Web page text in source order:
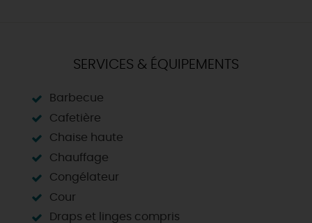
SERVICES & ÉQUIPEMENTS
Barbecue
Cafetière
Chaise haute
Chauffage
Congélateur
Cour
Draps et linges compris